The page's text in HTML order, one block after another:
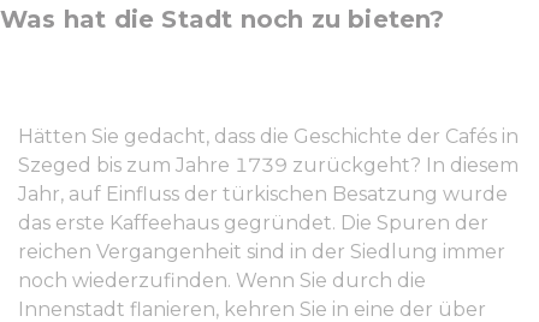
Was hat die Stadt noch zu bieten?
Hätten Sie gedacht, dass die Geschichte der Cafés in
Szeged bis zum Jahre 1739 zurückgeht? In diesem
Jahr, auf Einfluss der türkischen Besatzung wurde
das erste Kaffeehaus gegründet. Die Spuren der
reichen Vergangenheit sind in der Siedlung immer
noch wiederzufinden. Wenn Sie durch die
Innenstadt flanieren, kehren Sie in eine der über